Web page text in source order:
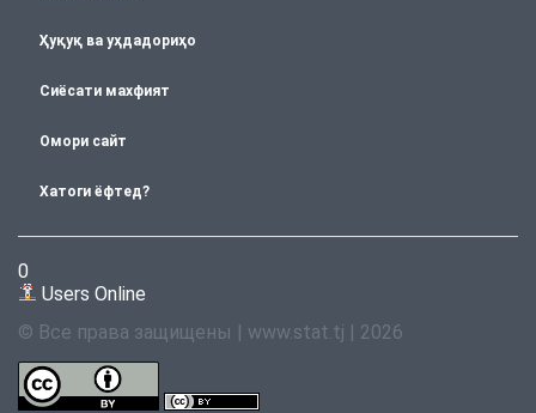
Ҳуқуқ ва уҳдадориҳо
Сиёсати махфият
Омори сайт
Хатоги ёфтед?
0
Users Online
© Все права защищены | www.stat.tj | 2026